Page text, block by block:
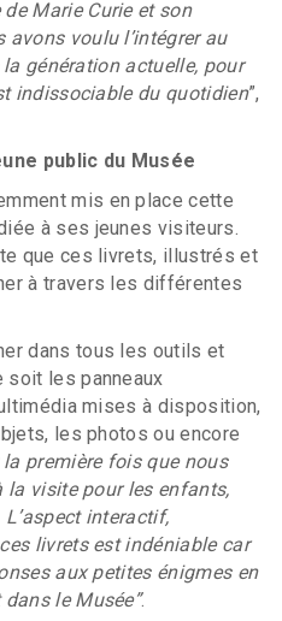
Marie Curie et son
avons voulu l’intégrer au
génération actuelle, pour
indissociable du quotidien”,
public du Musée
mis en place cette
à ses jeunes visiteurs.
que ces livrets, illustrés et
à travers les différentes
dans tous les outils et
soit les panneaux
mises à disposition,
les photos ou encore
la première fois que nous
la visite pour les enfants,
L’aspect interactif,
livrets est indéniable car
aux petites énigmes en
le Musée”.